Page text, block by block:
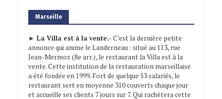
Marseille
► La Villa est à la vente.- C’est la dernière petite
annonce qui anime le Landerneau : situé au 113, rue
Jean-Mermoz (8e arr.), le restaurant la Villa est à la
vente. Cette institution de la restauration marseillaise
a été fondée en 1999. Fort de quelque 53 salariés, le
restaurant sert en moyenne 310 couverts chaque jour
et accueille ses clients 7 jours sur 7. Qui rachètera cette